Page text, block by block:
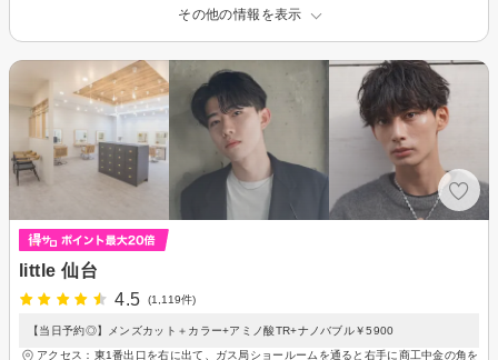
その他の情報を表示
little 仙台
4.5
(1,119件)
【当日予約◎】メンズカット＋カラー+アミノ酸TR+ナノバブル￥5900
アクセス：東1番出口を右に出て、ガス局ショールームを通ると右手に商工中金の角を